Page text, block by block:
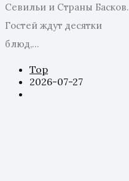
Севильи и Страны Басков.
Гостей ждут десятки
блюд,...
Top
2026-07-27